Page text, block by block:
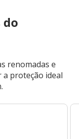
do
renomadas e
proteção ideal